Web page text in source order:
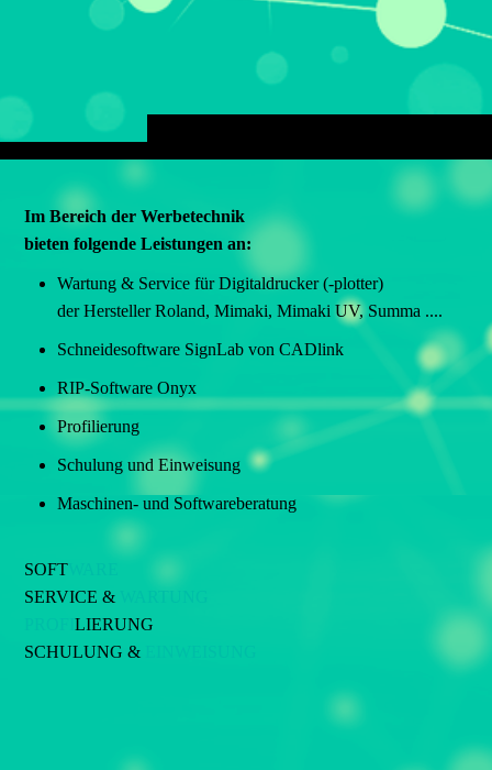
Im Bereich der Werbetechnik
bieten folgende Leistungen an:
Wartung & Service für Digitaldrucker (-plotter)
der Hersteller Roland, Mimaki, Mimaki UV, Summa ....
Schneidesoftware SignLab von CADlink
RIP-Software Onyx
Profilierung
Schulung und Einweisung
Maschinen- und Softwareberatung
SOFT
SERVICE &
PROFILIERUNG
SCHULUNG &